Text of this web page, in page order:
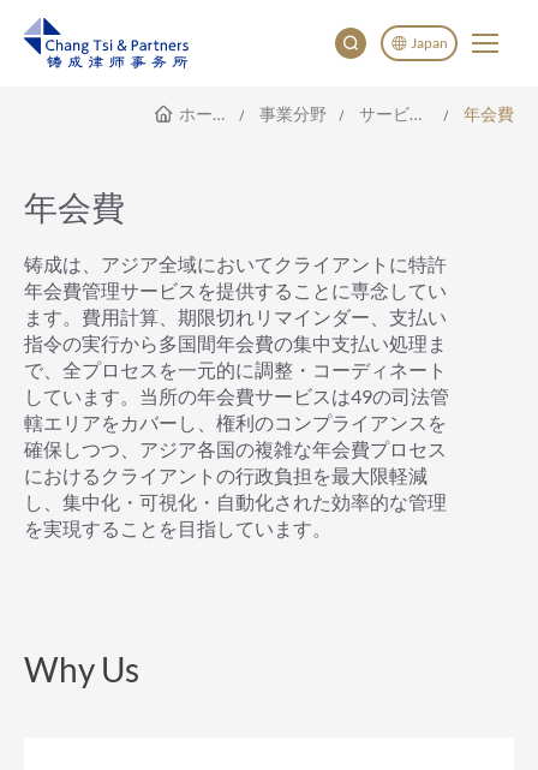
Japan
English
Deutsch
ホームページ 事業分野 サービス範囲 年会費
年会費
铸成は、アジア全域においてクライアントに特許
年会費管理サービスを提供することに専念してい
ます。費用計算、期限切れリマインダー、支払い
指令の実行から多国間年会費の集中支払い処理ま
で、全プロセスを一元的に調整・コーディネート
しています。当所の年会費サービスは49の司法管
轄エリアをカバーし、権利のコンプライアンスを
確保しつつ、アジア各国の複雑な年会費プロセス
におけるクライアントの行政負担を最大限軽減
し、集中化・可視化・自動化された効率的な管理
を実現することを目指しています。
Why Us